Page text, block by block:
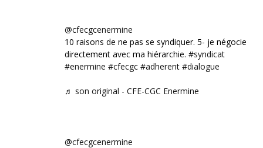
@cfecgcenermine
10 raisons de ne pas se syndiquer. 5- je négocie
directement avec ma hiérarchie. #syndicat
#enermine #cfecgc #adherent #dialogue
♬ son original - CFE-CGC Enermine
@cfecgcenermine